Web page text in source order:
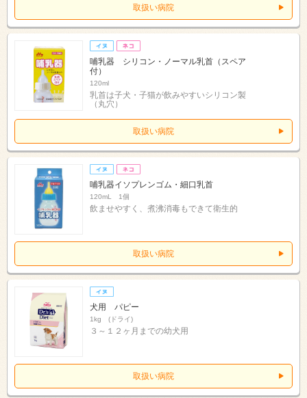
取扱い病院
哺乳器 シリコン・ノーマル乳首（スペア
付）
120ml
乳首は子犬・子猫が飲みやすいシリコン製
（丸穴）
取扱い病院
哺乳器イソプレンゴム・細口乳首
120mL 1個
飲ませやすく、煮沸消毒もできて衛生的
取扱い病院
犬用 パピー
1kg (ドライ)
３～１２ヶ月までの幼犬用
取扱い病院